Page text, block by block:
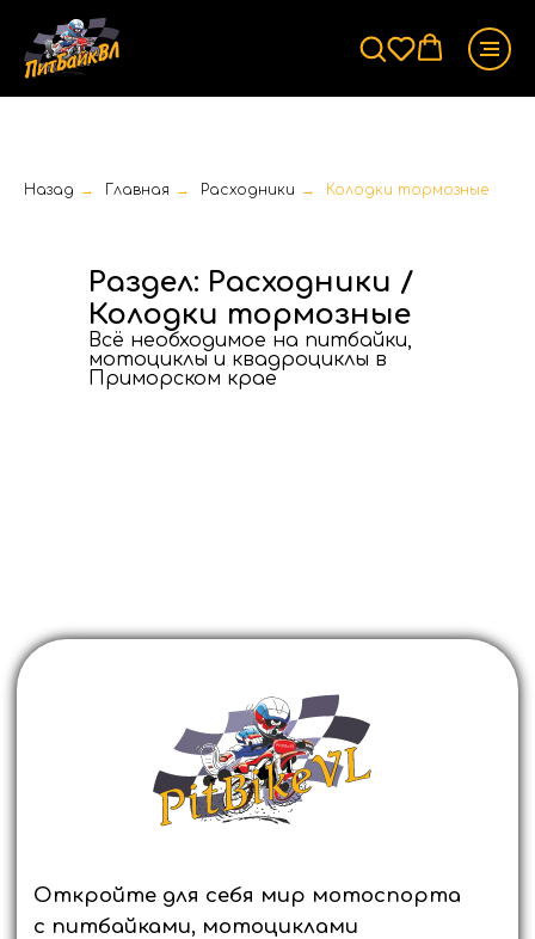
Назад → Главная → Расходники → Колодки тормозные
Раздел: Расходники /
Колодки тормозные
Всё необходимое на питбайки,
мотоциклы и квадроциклы в
Приморском крае
Откройте для себя мир мотоспорта
с питбайками, мотоциклами
Выбирайте лучшее и покоряйте новые горизонты